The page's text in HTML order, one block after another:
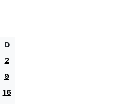
D
2
9
16